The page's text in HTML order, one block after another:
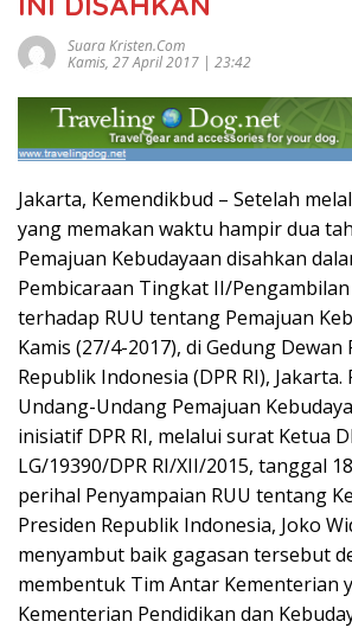
Suara Kristen.com
Kamis, 27 April 2017 | 23:42
Jakarta, Kemendikbud – Setelah
yang memakan waktu hampir dua
Pemajuan Kebudayaan disahkan
Pembicaraan Tingkat II/
terhadap RUU tentang Pemajuan
Kamis (27/4-2017), di Gedung
Republik Indonesia (DPR RI), Jakarta.
Undang-Undang Pemajuan
inisiatif DPR RI, melalui surat Ketua
LG/19390/DPR RI/XII/2015, tanggal
perihal Penyampaian RUU tentang
Presiden Republik Indonesia, Joko
menyambut baik gagasan tersebut
membentuk Tim Antar Kementerian
Kementerian Pendidikan dan